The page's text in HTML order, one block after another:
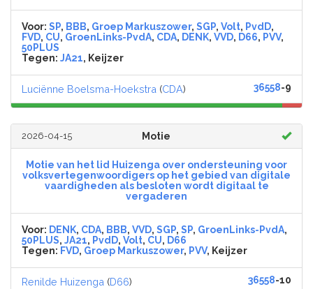
Voor: SP, BBB, Groep Markuszower, SGP, Volt, PvdD,
FVD, CU, GroenLinks-PvdA, CDA, DENK, VVD, D66, PVV,
50PLUS
Tegen: JA21, Keijzer
Luciënne Boelsma-Hoekstra (CDA) 36558-9
2026-04-15 Motie
Motie van het lid Huizenga over ondersteuning voor
volksvertegenwoordigers op het gebied van digitale
vaardigheden als besloten wordt digitaal te
vergaderen
Voor: DENK, CDA, BBB, VVD, SGP, SP, GroenLinks-PvdA,
50PLUS, JA21, PvdD, Volt, CU, D66
Tegen: FVD, Groep Markuszower, PVV, Keijzer
Renilde Huizenga (D66) 36558-10